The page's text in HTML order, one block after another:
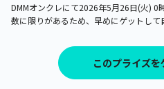
DMMオンクレにて2026年5月26日(火) 0
数に限りがあるため、早めにゲットして
このプライズを